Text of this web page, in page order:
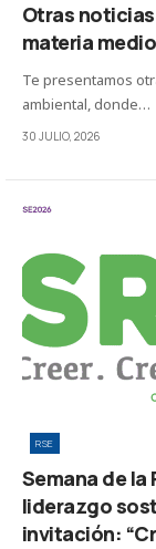
Otras
materia
Te presentamos
ambiental, donde…
30 JULIO, 2026
RSE
Semana de la
liderazgo
invitación: